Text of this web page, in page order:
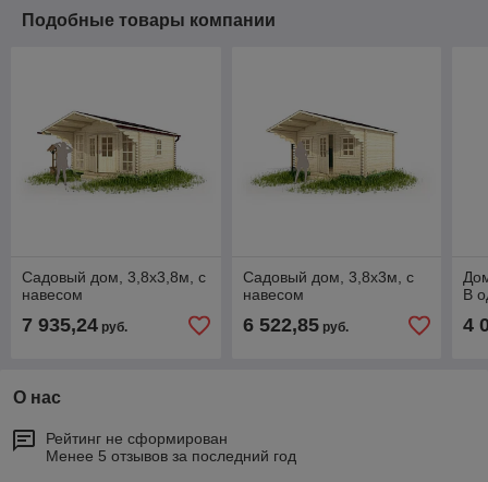
Подобные товары компании
Садовый дом, 3,8х3,8м, с
навесом
7 935,24 руб.
Садовый дом, 3,8х3м, с
навесом
6 522,85руб.
В
4
О нас
Рейтинг не сформирован
Менее 5 отзывов за последний год